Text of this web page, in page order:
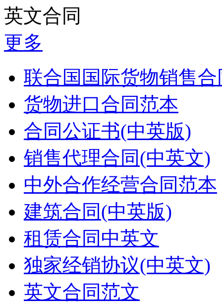
英文合同
更多
联合国国际货物销售
货物进口合同范本
合同公证书(中英版)
销售代理合同(中英文)
中外合作经营合同范本
建筑合同(中英版)
租赁合同中英文
独家经销协议(中英文)
英文合同范文